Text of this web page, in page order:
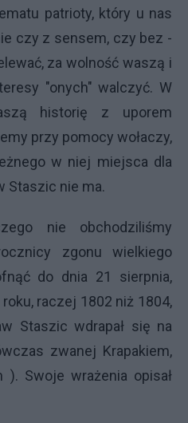
patrioty, który u nas
czy z sensem, czy bez -
za wolność waszą i
"onych" walczyć. W
historię z uporem
przy pomocy wołaczy,
w niej miejsca dla
Staszic nie ma.
nie obchodziliśmy
zgonu wielkiego
do dnia 21 sierpnia,
raczej 1802 niż 1804,
Staszic wdrapał się na
zwanej Krapakiem,
). Swoje wrażenia opisał